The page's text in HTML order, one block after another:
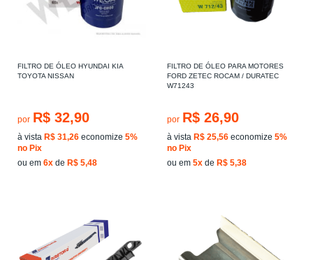
FILTRO DE ÓLEO HYUNDAI KIA
TOYOTA NISSAN
por R$ 32,90
à vista R$ 31,26 economize 5%
no Pix
ou em 6x de R$ 5,48
FILTRO DE ÓLEO PARA MOTORES
FORD ZETEC ROCAM / DURATEC
W71243
por R$ 26,90
à vista R$ 25,56 economize 5%
no Pix
ou em 5x de R$ 5,38